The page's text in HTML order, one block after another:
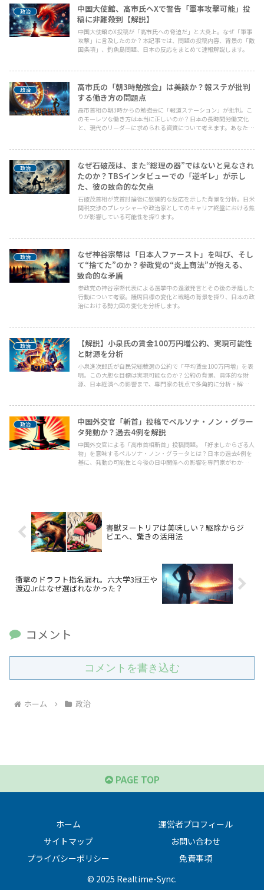
政治
中国大使館、高市氏へXで警告「軍事攻撃可能」投
稿に非難殺到【解説】
中国大使館のX投稿が「高市氏への脅迫だ」と大炎上。なぜ「軍事
攻撃」に言及したのか？本記事では、問題の投稿内容、背景の「敵
国条項」、釣魚島問題、日本の反応をまとめて速報解説します。
政治
高市氏の「朝3時勉強会」は美談か？報ステが批判
する働き方の問題点
高市首相の朝3時からの勉強会に「報道ステーション」が批判。こ
のモーレツな働き方は本当に正しいのか？日本の長時間労働文化
と、現代のリーダーに求められる資質について考えます。あなたの
政治
なぜ石破茂は、また“総理の器”ではないと見なされ
たのか？TBSインタビューでの「逆ギレ」が示し
た、彼の致命的な欠点
石破茂首相が党首討論後に感情的な反応を示した背景を分析。日米
関税交渉のプレッシャーや政治家としてのキャリア終盤における焦
りが影響している可能性を探ります。
政治
なぜ神谷宗幣は「日本人ファースト」を叫び、そし
て“捨てた”のか？参政党の“炎上商法”が抱える、
致命的な矛盾
参政党の神谷宗幣代表による選挙中の過激発言とその後の矛盾した
行動について考察。議席目標の変化と戦略の背景を探り、日本の政
治における勢力図の変化を分析します。
政治
【解説】小泉氏の賃金100万円増公約、実現可能性
と財源を分析
小泉進次郎氏が自民党総裁選の公約で「平均賃金100万円増」を表
明。この大胆な目標は実現可能なのか？公約の背景、具体的な財
源、日本経済への影響まで、専門家の視点で多角的に分析・解説し
政治
中国外交官「斬首」投稿でペルソナ・ノン・グラー
タ発動か？過去4例を解説
中国外交官による「高市首相斬首」投稿問題。「好ましからざる人
物」を意味するペルソナ・ノン・グラータとは？日本の過去4例を
基に、発動の可能性と今後の日中関係への影響を専門家がわかりや
害獣ヌートリアは美味しい？駆除からジ
ビエへ、驚きの活用法
衝撃のドラフト指名漏れ。六大学3冠王や
渡辺Jr.はなぜ選ばれなかった？
コメント
コメントを書き込む
ホーム 政治
PAGE TOP
ホーム
運営者プロフィール
サイトマップ
お問い合わせ
プライバシーポリシー
免責事項
© 2025 Realtime-Sync.